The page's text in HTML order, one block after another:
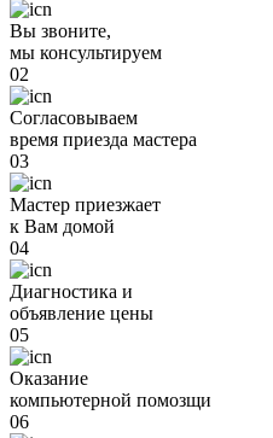
Вы звоните,
мы консультируем
02
Согласовываем
время приезда мастера
03
Мастер приезжает
к Вам домой
04
Диагностика и
объявление цены
05
Оказание
компьютерной помозщи
06